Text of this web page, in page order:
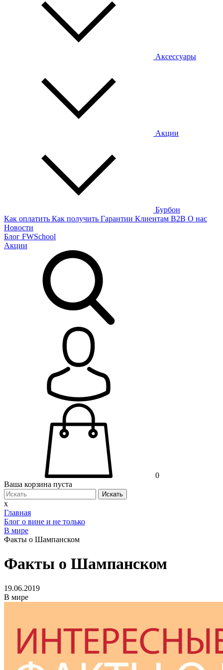
Аксессуары
Акции
Бурбон
Как оплатить Как получить Гарантии Клиентам B2B О нас
Новости
Блог FWSchool
Акции
0
Ваша корзина пуста
Искать
x
Главная
Блог о вине и не только
В мире
Факты о Шампанском
Факты о Шампанском
19.06.2019
В мире